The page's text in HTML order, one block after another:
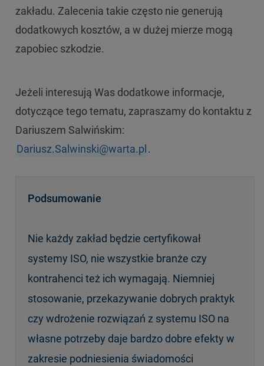
zakładu. Zalecenia takie często nie generują
dodatkowych kosztów, a w dużej mierze mogą
zapobiec szkodzie.
Jeżeli interesują Was dodatkowe informacje,
dotyczące tego tematu, zapraszamy do kontaktu z
Dariuszem Salwińskim:
Dariusz.Salwinski@warta.pl .
Podsumowanie
Nie każdy zakład będzie certyfikował
systemy ISO, nie wszystkie branże czy
kontrahenci też ich wymagają. Niemniej
stosowanie, przekazywanie dobrych praktyk
czy wdrożenie rozwiązań z systemu ISO na
własne potrzeby daje bardzo dobre efekty w
zakresie podniesienia świadomości